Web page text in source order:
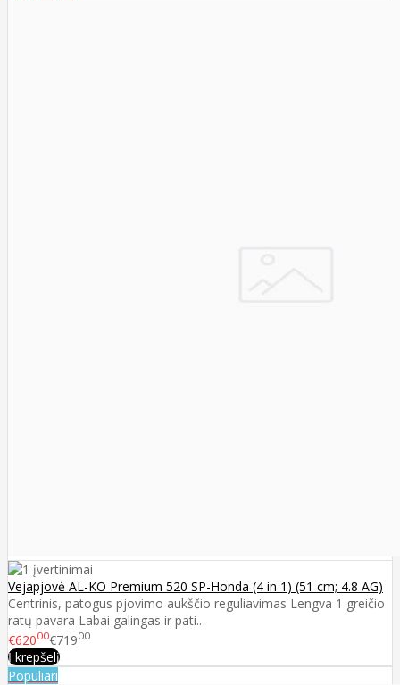
Vejapjovė AL-KO Premium 520 SP-Honda (4 in 1) (51 cm; 4.8 AG)
Centrinis, patogus pjovimo aukščio reguliavimas Lengva 1 greičio
ratų pavara Labai galingas ir pati..
€62000€71900
Į krepšelį
Populiari